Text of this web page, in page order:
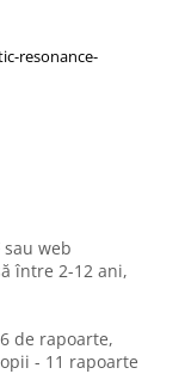
resonance-
web
între 2-12 ani,
de rapoarte,
- 11 rapoarte